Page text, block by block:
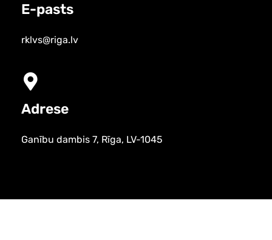
E-pasts
rklvs@riga.lv
Adrese
Ganību dambis 7, Rīga, LV-1045